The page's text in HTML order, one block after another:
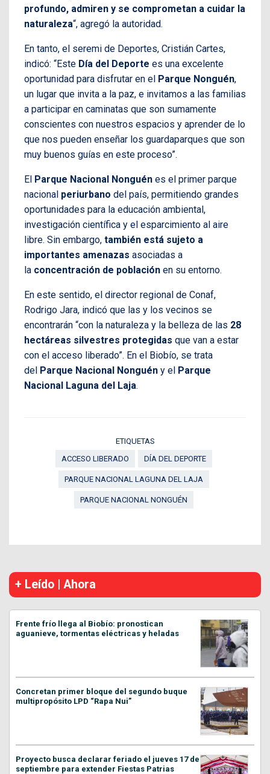
profundo, admiren y se comprometan a cuidar la
naturaleza“, agregó la autoridad.
En tanto, el seremi de Deportes, Cristián Cartes,
indicó: “Este Día del Deporte es una excelente
oportunidad para disfrutar en el Parque Nonguén,
un lugar que invita a la paz, e invitamos a las familias
a participar en caminatas que son sumamente
conscientes con nuestros espacios y aprender de lo
que nos pueden enseñar los guardaparques que son
muy buenos guías en este proceso”.
El Parque Nacional Nonguén es el primer parque
nacional periurbano del país, permitiendo grandes
oportunidades para la educación ambiental,
investigación científica y el esparcimiento al aire
libre. Sin embargo, también está sujeto a
importantes amenazas asociadas a
la concentración de población en su entorno.
En este sentido, el director regional de Conaf,
Rodrigo Jara, indicó que las y los vecinos se
encontrarán “con la naturaleza y la belleza de las 28
hectáreas silvestres protegidas que van a estar
con el acceso liberado”. En el Biobío, se trata
del Parque Nacional Nonguén y el Parque
Nacional Laguna del Laja.
ETIQUETAS
ACCESO LIBERADO
DÍA DEL DEPORTE
PARQUE NACIONAL LAGUNA DEL LAJA
PARQUE NACIONAL NONGUÉN
+ Leído | Ahora
Frente frío llega al Biobío: pronostican
aguanieve, tormentas eléctricas y heladas
Concretan primer bloque del segundo buque
multipropósito LPD “Rapa Nui”
Proyecto busca declarar feriado el jueves 17 de
septiembre para extender Fiestas Patrias